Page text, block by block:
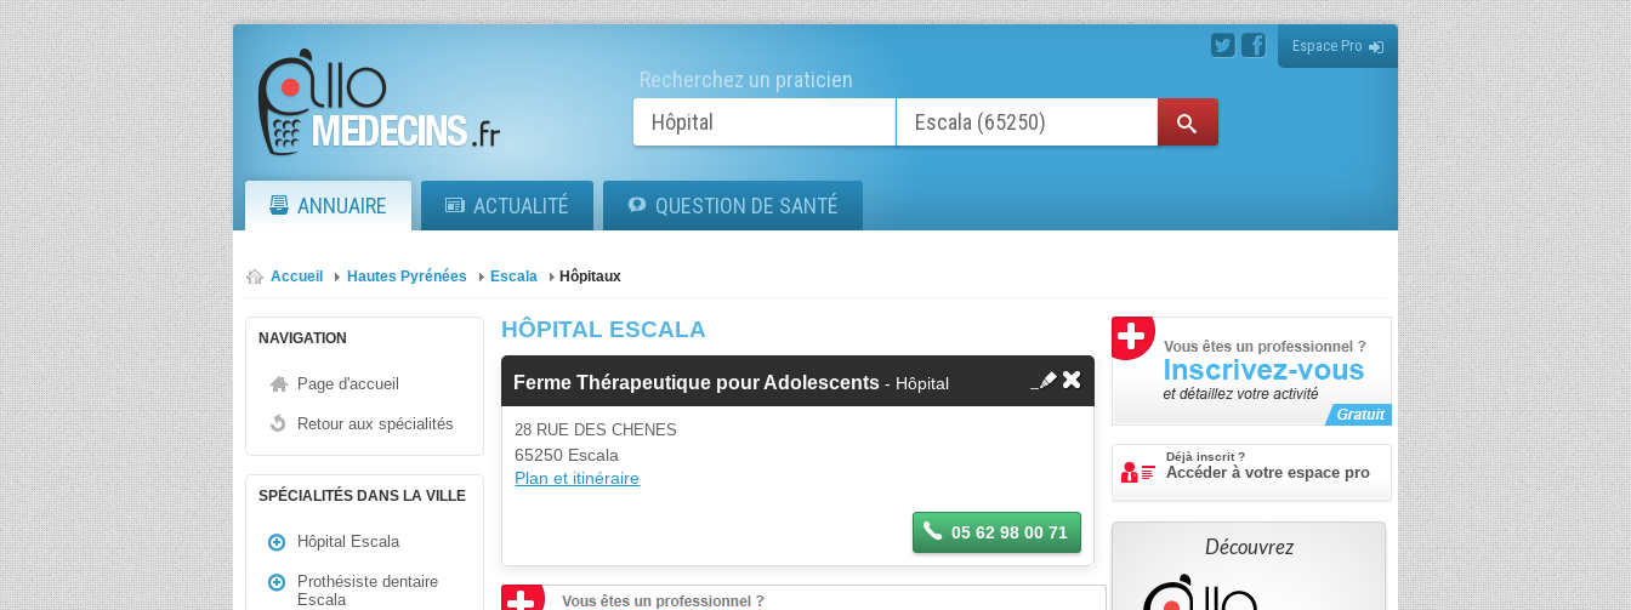
Espace Pro
Recherchez un praticien
ANNUAIRE ACTUALITÉ QUESTION DE SANTÉ
Accueil Hautes Pyrénées Escala Hôpitaux
NAVIGATION
Page d'accueil
Retour aux spécialités
SPÉCIALITÉS DANS LA VILLE
Hôpital Escala
Prothésiste dentaire
Escala
HÔPITAL ESCALA
Ferme Thérapeutique pour Adolescents - Hôpital
28 RUE DES CHENES
65250 Escala
Plan et itinéraire
05 62 98 00 71
Déjà inscrit ?
Accéder à votre espace pro
Découvrez